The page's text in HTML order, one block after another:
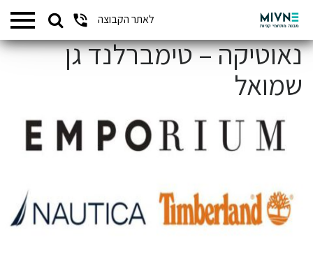
לאתר הקבוצהSearch
המתחמים שלנו
נאוטיקה – טימברלנד גן
שמואל